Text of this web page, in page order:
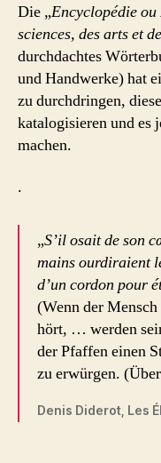
Die „Encyclopédie
sciences, des arts et
durchdachtes
und Handwerke) hat
zu durchdringen,
katalogisieren und es
machen.
.
„S’il osait de son
mains ourdiraient
d’un cordon pour
(Wenn der
hört, … werden
der Pfaffen einen
zu erwürgen.
Denis Diderot, Les